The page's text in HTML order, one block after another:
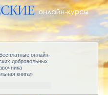
онлайн-
добровольных
книга»